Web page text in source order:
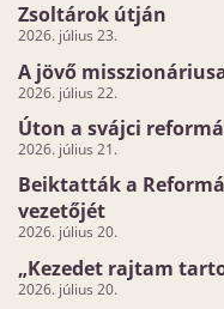
Zsoltárok útján
2026. július 23.
A jövő
2026. július 22.
Úton a svájci
2026. július 21.
Beiktatták a
vezetőjét
2026. július 20.
„Kezedet rajtam
2026. július 20.